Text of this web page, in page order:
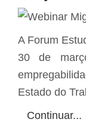
A Forum
30 de
Estado do
Continuar...